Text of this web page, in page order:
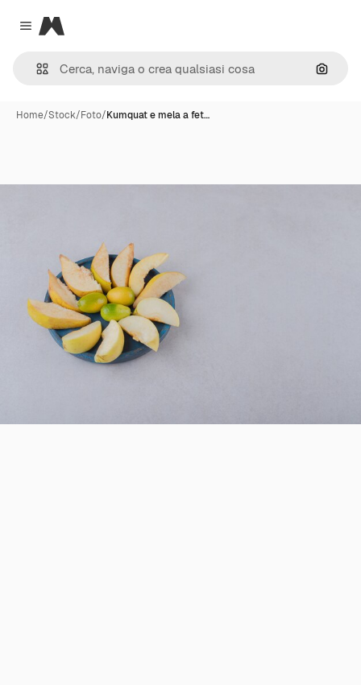
Close menu
Magnific
Cerca
Home/Stock/Foto/Kumquat e mela a fet…